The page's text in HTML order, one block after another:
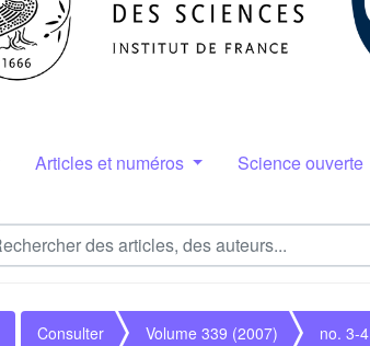
Articles et numéros Science ouverte
Consulter Volume 339 (2007) no. 3-4